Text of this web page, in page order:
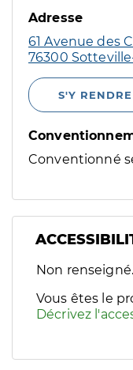
Adresse
61 Avenue des
76300
S'Y RENDRE
Conventionné
Filtres
Sélectionnez un
Non renseigné.
Vous êtes le
Décrivez